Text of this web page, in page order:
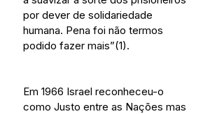
por dever de solidariedade
humana. Pena foi não termos
podido fazer mais”(1).
Em 1966 Israel reconheceu-o
como Justo entre as Nações mas